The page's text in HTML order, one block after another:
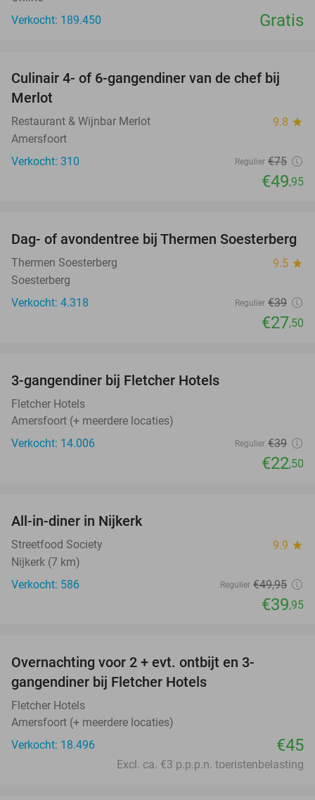
Verkocht: 189.450
Gratis
33%
Culinair 4- of 6-gangendiner van de chef bij
Merlot
Restaurant & Wijnbar Merlot 9.8 star
Amersfoort
Verkocht: 310
Regulier €75
€49,95
29%
Dag- of avondentree bij Thermen Soesterberg
Thermen Soesterberg 9.5 star
Soesterberg
Verkocht: 4.318
Regulier €39
€27,50
3-gangendiner bij Fletcher Hotels
Fletcher Hotels
Amersfoort (+ meerdere locaties)
Verkocht: 14.006
Regulier €39
€22,50
All-in-diner in Nijkerk
Streetfood Society 9.9 star
Nijkerk (7 km)
Verkocht: 586
Regulier €49,95
€39,95
Overnachting voor 2 + evt. ontbijt en 3-
gangendiner bij Fletcher Hotels
Fletcher Hotels
Amersfoort (+ meerdere locaties)
Verkocht: 18.496
€45
Excl. ca. €3 p.p.p.n. toeristenbelasting